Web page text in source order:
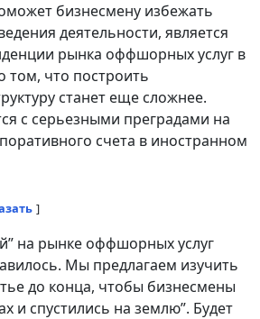
бизнесмену избежать
деятельности, является
рынка оффшорных услуг в
том, что построить
станет еще сложнее.
с серьезными преградами на
счета в иностранном
на рынке оффшорных услуг
Мы предлагаем изучить
до конца, чтобы бизнесмены
и спустились на землю”. Будет